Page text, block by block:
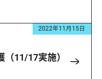
2022年11月15日
（11/17実施）